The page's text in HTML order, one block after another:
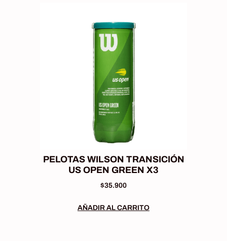
PELOTAS WILSON TRANSICIÓN
US OPEN GREEN X3
$35.900
AÑADIR AL CARRITO